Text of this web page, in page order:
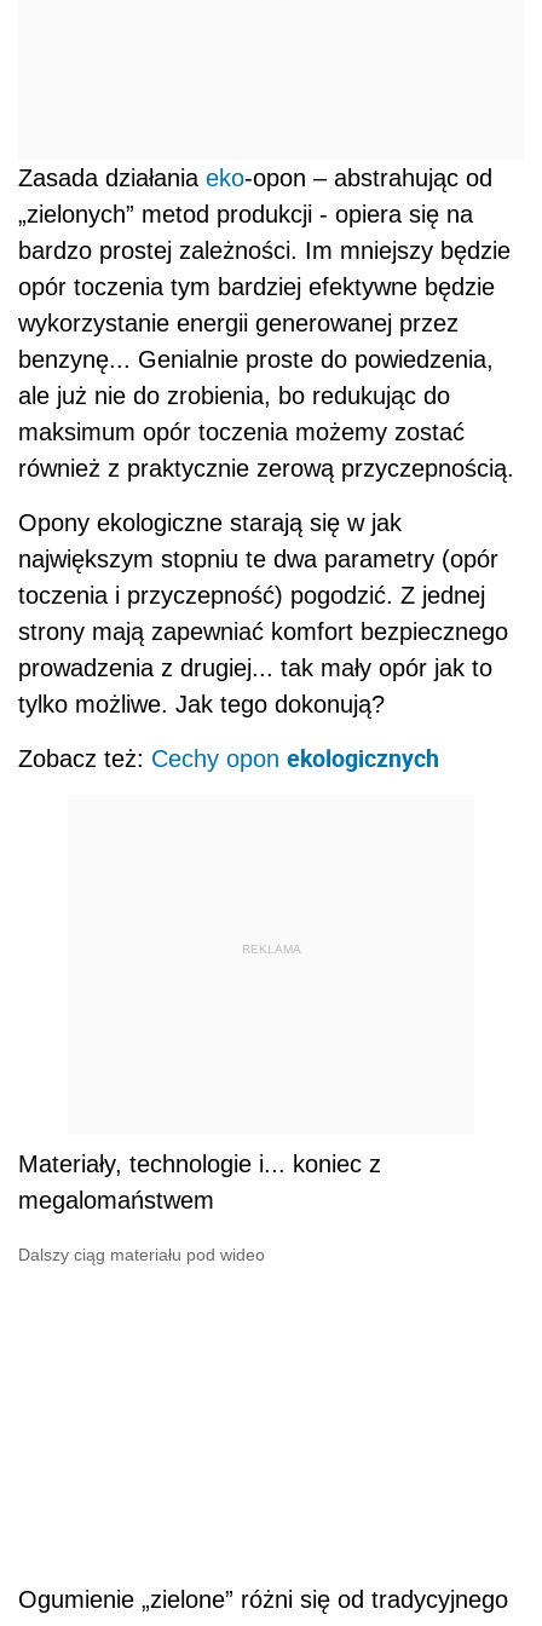
Zasada działania eko-opon – abstrahując od
„zielonych” metod produkcji - opiera się na
bardzo prostej zależności. Im mniejszy będzie
opór toczenia tym bardziej efektywne będzie
wykorzystanie energii generowanej przez
benzynę... Genialnie proste do powiedzenia,
ale już nie do zrobienia, bo redukując do
maksimum opór toczenia możemy zostać
również z praktycznie zerową przyczepnością.
Opony ekologiczne starają się w jak
największym stopniu te dwa parametry (opór
toczenia i przyczepność) pogodzić. Z jednej
strony mają zapewniać komfort bezpiecznego
prowadzenia z drugiej... tak mały opór jak to
tylko możliwe. Jak tego dokonują?
Zobacz też: Cechy opon ekologicznych
REKLAMA
Materiały, technologie i... koniec z
megalomaństwem
Dalszy ciąg materiału pod wideo
Ogumienie „zielone” różni się od tradycyjnego